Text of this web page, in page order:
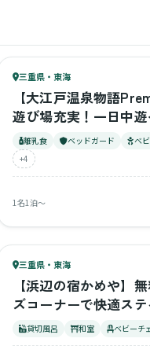
78ベビー
三重県・東海
【大江戸温泉物語
遊び場充実！一日中
離乳食 ベッドガード ベ
+4
1名1泊〜
59ベビー
64キッズ
三重県・東海
【浜辺の宿かめや】
ズコーナーで快適ステ
貸切風呂 和室 ベビーチ